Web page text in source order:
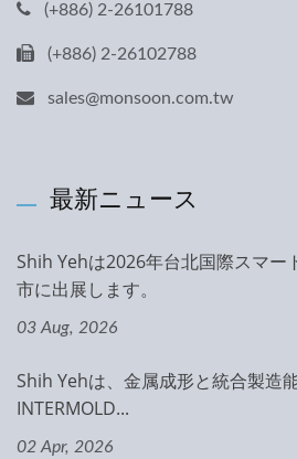
(+886) 2-26101788
(+886) 2-26102788
sales@monsoon.com.tw
最新ニュース
Shih Yehは2026年台北国際スマー
市に出展します。
03 Aug, 2026
Shih Yehは、金属成形と統合製造
INTERMOLD...
02 Apr, 2026